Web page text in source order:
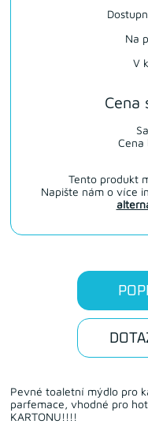
Cena
Cena
Na
V
Tento produkt
Napište nám o více
Pevné toaletní mýdlo pro
parfemace, vhodné pro
KARTONU!!!!